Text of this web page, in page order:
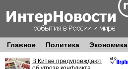
Главное Политика Экономика
В Китае предупреждают